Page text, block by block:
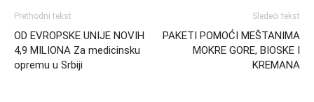
Prethodni tekst
OD EVROPSKE UNIJE NOVIH
4,9 MILIONA Za medicinsku
opremu u Srbiji
Sledeći tekst
PAKETI POMOĆI MEŠTANIMA
MOKRE GORE, BIOSKE I
KREMANA